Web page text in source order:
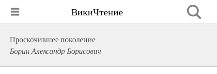
ВикиЧтение
Проскочившее поколение
Борин Александр Борисович